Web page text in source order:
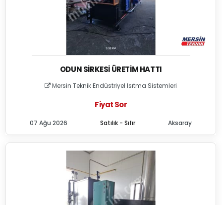
ODUN SIRKESI ÜRETIM HATTI
Mersin Teknik Endüstriyel Isıtma Sistemleri
Fiyat Sor
Satılık - Sıfır
07 Ağu 2026 Aksaray